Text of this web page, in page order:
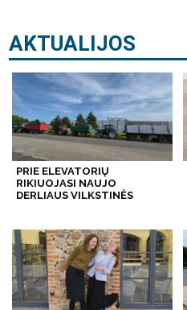
AKTUALIJOS
PRIE ELEVATORIŲ
RIKIUOJASI NAUJO
DERLIAUS VILKSTINĖS